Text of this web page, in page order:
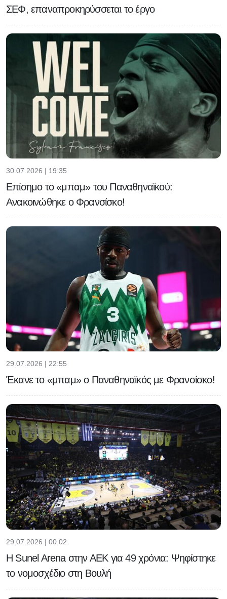
ΣΕΦ, επαναπροκηρύσσεται το έργο
30.07.2026 | 19:35
Επίσημο το «μπαμ» του Παναθηναϊκού:
Ανακοινώθηκε ο Φρανσίσκο!
29.07.2026 | 22:55
Έκανε το «μπαμ» ο Παναθηναϊκός με Φρανσίσκο!
29.07.2026 | 00:02
Η Sunel Arena στην ΑΕΚ για 49 χρόνια: Ψηφίστηκε
το νομοσχέδιο στη Βουλή